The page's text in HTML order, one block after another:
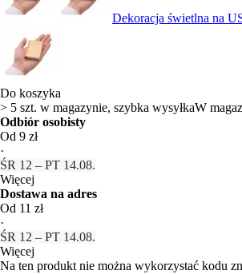
Dekoracja świetlna na
Do koszyka
> 5 szt. w magazynie, szybka wysyłkaW
Odbiór osobisty
Od 9 zł
·
ŚR 12 – PT 14.08.
Więcej
Dostawa na adres
Od 11 zł
·
ŚR 12 – PT 14.08.
Więcej
Na ten produkt nie można wykorzystać kodu